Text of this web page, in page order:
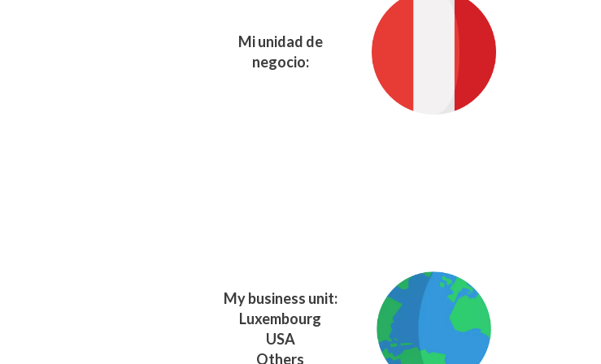
Mi unidad de
negocio:
My business unit:
Luxembourg
USA
Others